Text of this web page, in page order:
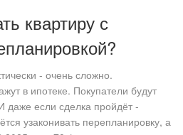
квартиру с
- очень сложно.
в ипотеке. Покупатели будут
даже если сделка пройдёт -
узаконивать перепланировку, а